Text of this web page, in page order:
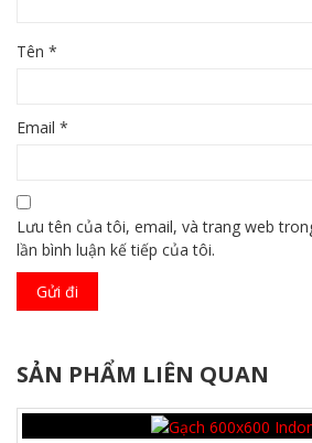
Tên *
Email *
Lưu tên của tôi, email, và trang web
lần bình luận kế tiếp của tôi.
SẢN PHẨM LIÊN QUAN